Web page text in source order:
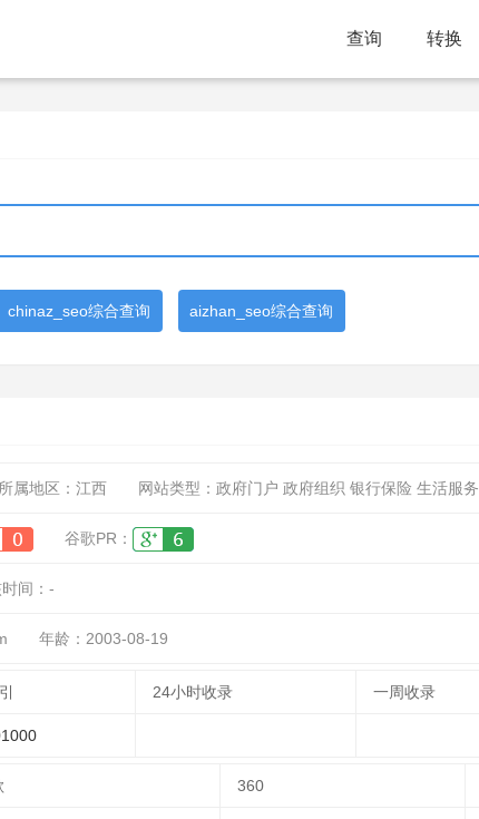
查询 转换
chinaz_seo综合查询 aizhan_seo综合查询
所属地区：江西 网站类型：政府门户 政府组织 银行保险 生活服务
谷歌PR：
间： -
年龄：2003-08-19
24小时收录 一周收录
360